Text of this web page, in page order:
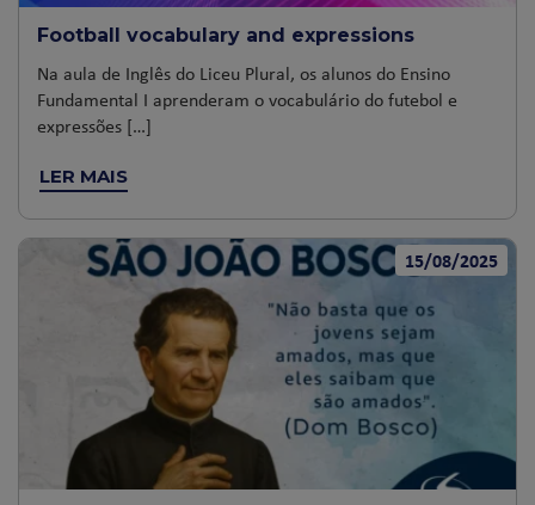
Football vocabulary and expressions
Na aula de Inglês do Liceu Plural, os alunos do Ensino
Fundamental I aprenderam o vocabulário do futebol e
expressões […]
LER MAIS
15/08/2025